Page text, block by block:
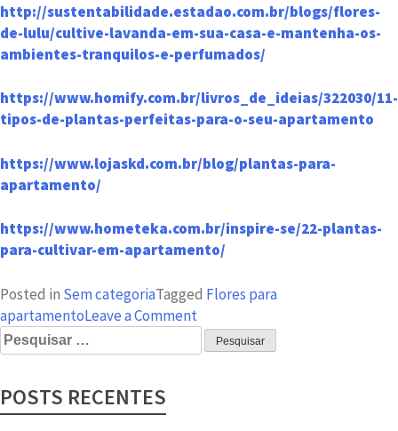
http://sustentabilidade.estadao.com.br/blogs/flores-
de-lulu/cultive-lavanda-em-sua-casa-e-mantenha-os-
ambientes-tranquilos-e-perfumados/
https://www.homify.com.br/livros_de_ideias/322030/11-
tipos-de-plantas-perfeitas-para-o-seu-apartamento
https://www.lojaskd.com.br/blog/plantas-para-
apartamento/
https://www.hometeka.com.br/inspire-se/22-plantas-
para-cultivar-em-apartamento/
Posted in Sem categoriaTagged Flores para
apartamentoLeave a Comment
Flores
para
Pesquisar
por:
POSTS RECENTES